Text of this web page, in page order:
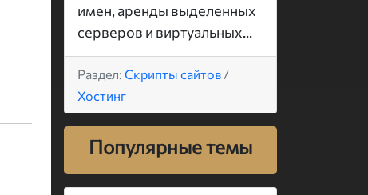
имен, аренды выделенных
серверов и виртуальных...
Раздел: Скрипты сайтов /
Хостинг
Популярные темы